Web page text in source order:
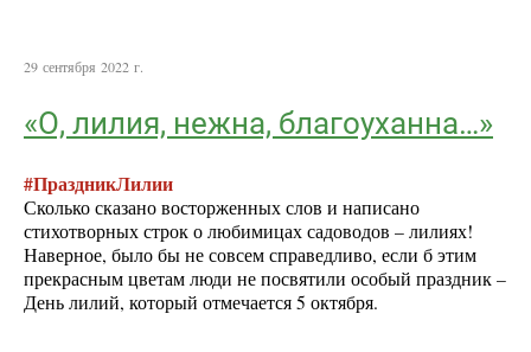
29 сентября 2022 г.
«О, лилия, нежна, благоуханна…»
#ПраздникЛилии
Сколько сказано восторженных слов и написано
стихотворных строк о любимицах садоводов – лилиях!
Наверное, было бы не совсем справедливо, если б этим
прекрасным цветам люди не посвятили особый праздник –
День лилий, который отмечается 5 октября.